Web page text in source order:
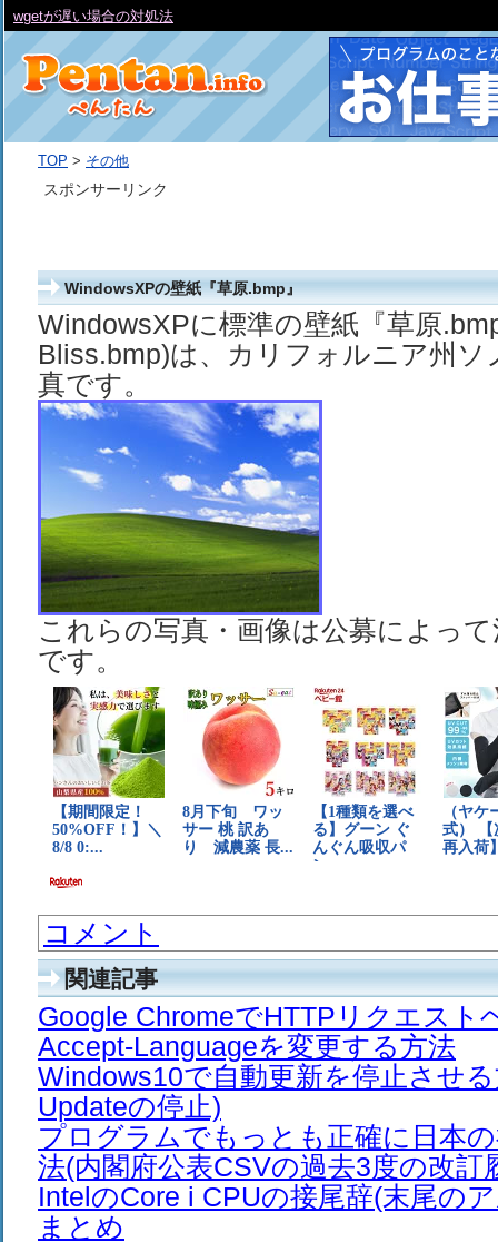
TOP > その他
WindowsXPの壁紙『草原.bmp』
WindowsXPに標準の壁紙『草原
Bliss.bmp)は、カリフォルニア州ソ
真です。
これらの写真・画像は公募によっ
です。
コメント
関連記事
Google ChromeでHTTPリクエスト
Accept-Languageを変更する方法
Windows10で自動更新を停止させ
Updateの停止)
プログラムでもっとも正確に日本
法(内閣府公表CSVの過去3度の改訂
IntelのCore i CPUの接尾辞(末尾の
まとめ
スポンサーリンク
wgetが遅い場合の対処法